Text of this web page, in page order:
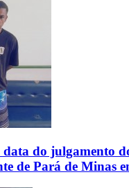
do julgamento
de Pará de Minas